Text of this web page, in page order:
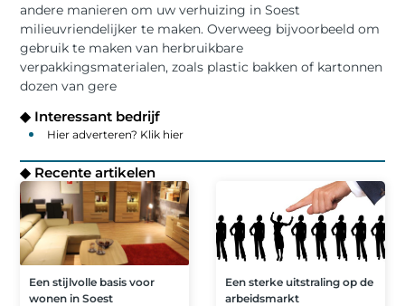
andere manieren om uw verhuizing in Soest
milieuvriendelijker te maken. Overweeg bijvoorbeeld om
gebruik te maken van herbruikbare
verpakkingsmaterialen, zoals plastic bakken of kartonnen
dozen van gere
◆ Interessant bedrijf
Hier adverteren? Klik hier
◆ Recente artikelen
Een stijlvolle basis voor
wonen in Soest
Een sterke uitstraling op de
arbeidsmarkt